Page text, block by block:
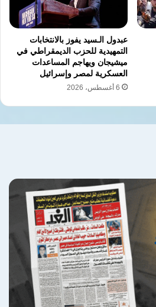
عبدول الـسيد يفوز بالانتخابات
التمهيدية للحزب الديمقراطي في
ميشيجان ويهاجم المساعدات
العسكرية لمصر وإسرائيل
6 أغسطس، 2026